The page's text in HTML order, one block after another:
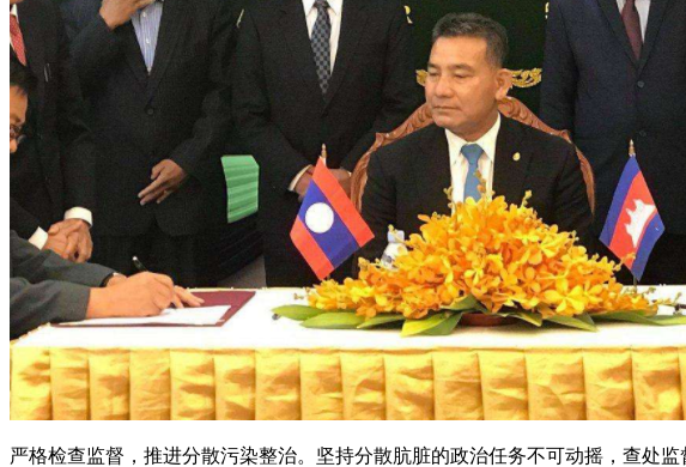
严格检查监督，推进分散污染整治。坚持分散肮脏的政治任务不可动摇，查处